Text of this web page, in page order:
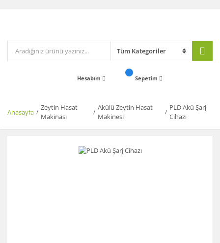
Hesabım Sepetim
Anasayfa
Zeytin Hasat
Makinası
Akülü Zeytin Hasat
Makinesi
PLD Akü Şarj
Cihazı